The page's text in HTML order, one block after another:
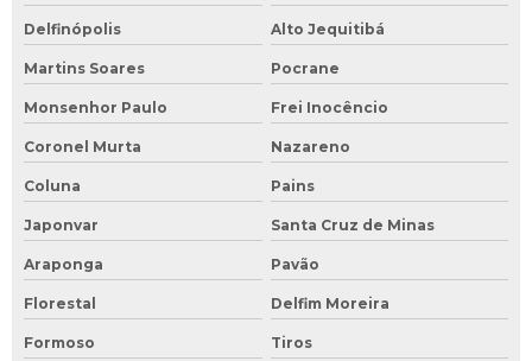
Delfinópolis Alto Jequitibá
Martins Soares Pocrane
Monsenhor Paulo Frei Inocêncio
Coronel Murta Nazareno
Coluna Pains
Japonvar Santa Cruz de Minas
Araponga Pavão
Florestal Delfim Moreira
Formoso Tiros